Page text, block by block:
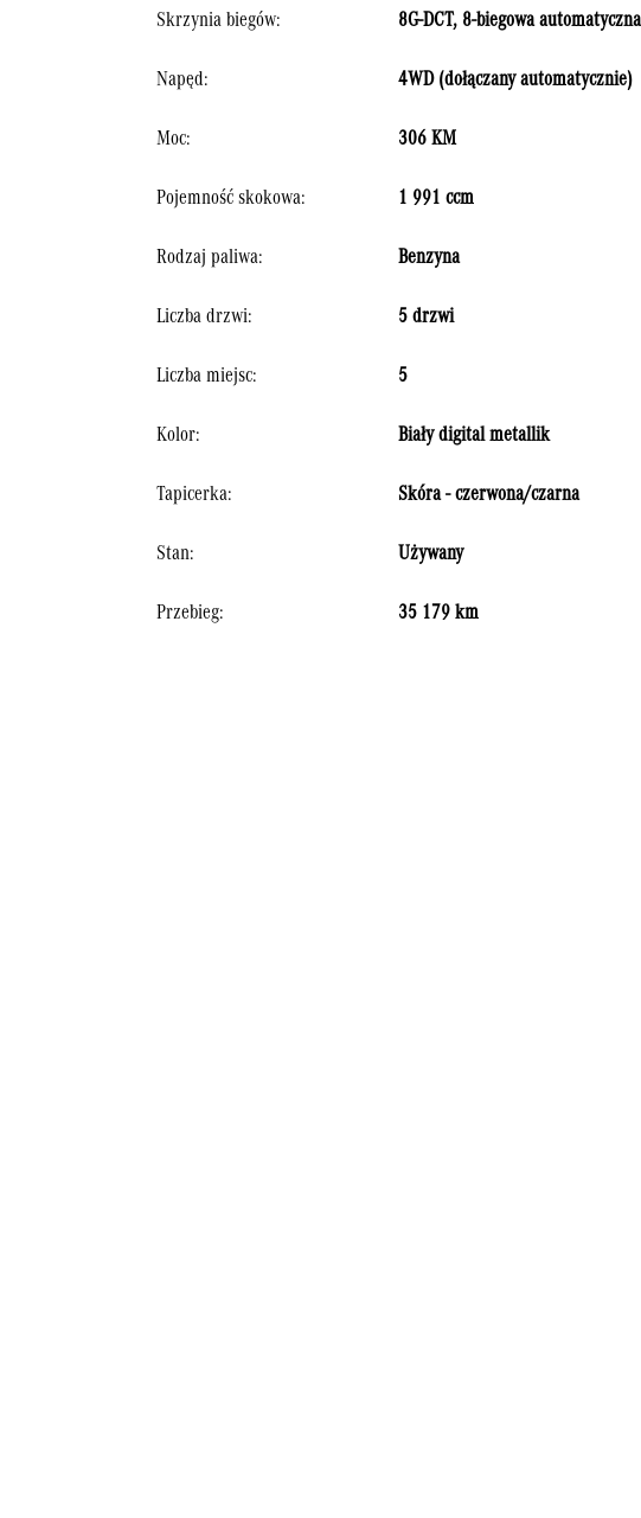
Skrzynia biegów: 8G-DCT, 8-biegowa automatyczna
Napęd: 4WD (dołączany automatycznie)
Moc: 306 KM
Pojemność skokowa: 1 991 ccm
Rodzaj paliwa: Benzyna
Liczba drzwi: 5 drzwi
Liczba miejsc: 5
Kolor: Biały digital metallik
Tapicerka: Skóra - czerwona/czarna
Stan: Używany
Przebieg: 35 179 km